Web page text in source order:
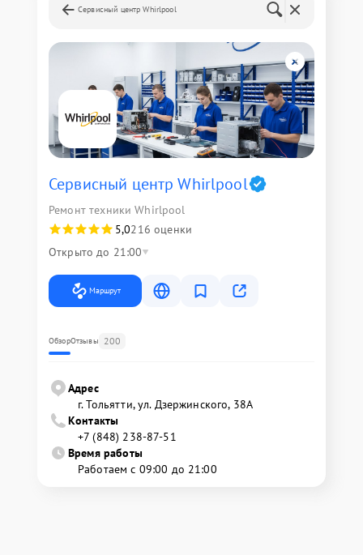
Сервисный центр Whirlpool
Сервисный центр Whirlpool
Ремонт техники Whirlpool
5,0216 оценки
Открыто до 21:00
Маршрут
ОбзорОтзывы 200
Адрес
г. Тольятти, ул. Дзержинского, 38А
Контакты
+7 (848) 238-87-51
Время работы
Работаем с 09:00 до 21:00